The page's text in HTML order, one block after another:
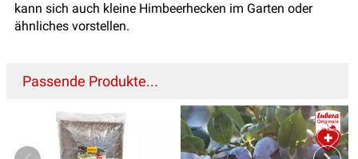
kann sich auch kleine Himbeerhecken im Garten oder
ähnliches vorstellen.
Passende Produkte...